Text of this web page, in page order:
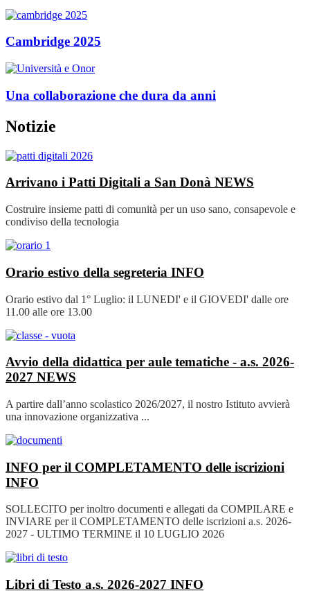
Cambridge 2025
Una collaborazione che dura da anni
Notizie
Arrivano i Patti Digitali a San Donà NEWS
Costruire insieme patti di comunità per un uso sano, consapevole e
condiviso della tecnologia
Orario estivo della segreteria INFO
Orario estivo dal 1° Luglio: il LUNEDI' e il GIOVEDI' dalle ore
11.00 alle ore 13.00
Avvio della didattica per aule tematiche - a.s. 2026-
2027 NEWS
A partire dall’anno scolastico 2026/2027, il nostro Istituto avvierà
una innovazione organizzativa ...
INFO per il COMPLETAMENTO delle iscrizioni
INFO
SOLLECITO per inoltro documenti e allegati da COMPILARE e
INVIARE per il COMPLETAMENTO delle iscrizioni a.s. 2026-
2027 - ULTIMO TERMINE il 10 LUGLIO 2026
Libri di Testo a.s. 2026-2027 INFO